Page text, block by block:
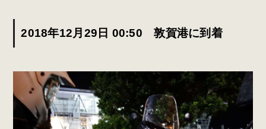
2018年12月29日 00:50 敦賀港に到着